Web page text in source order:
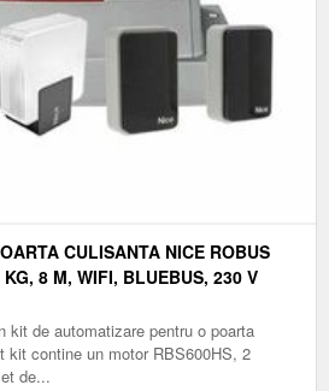
CULISANTA NICE ROBUS
8 M, WIFI, BLUEBUS, 230 V
kit de automatizare pentru o poarta
contine un motor RBS600HS, 2
de...